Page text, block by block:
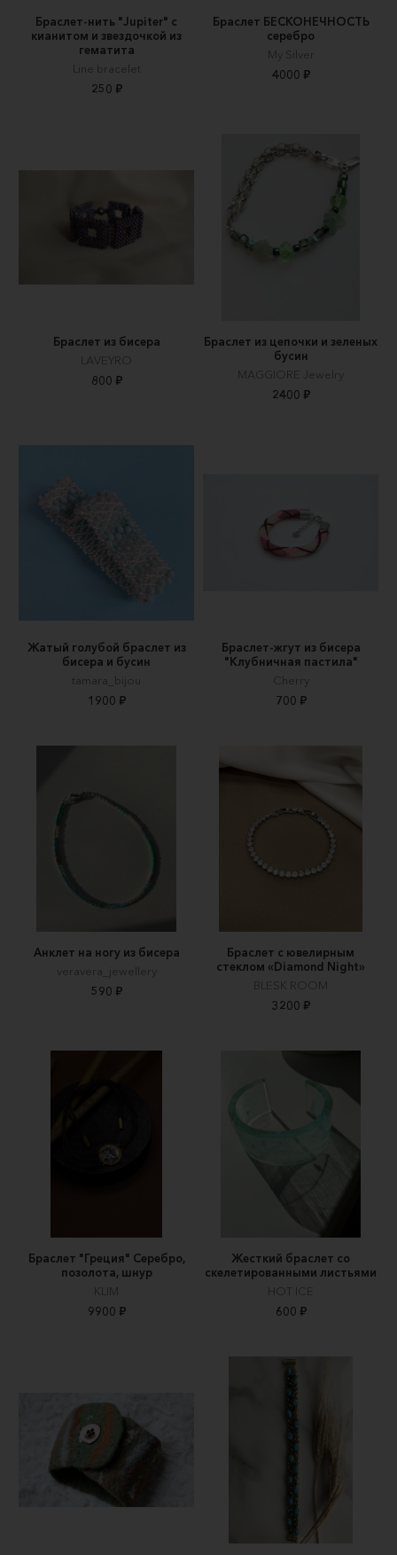
Браслет-нить "Jupiter" с
кианитом и звездочкой из
гематита
Line bracelet
250 ₽
Браслет БЕСКОНЕЧНОСТЬ
серебро
My Silver
4000 ₽
Браслет из бисера
LAVEYRO
800 ₽
Браслет из цепочки и зеленых
бусин
MAGGIORE Jewelry
2400 ₽
Жатый голубой браслет из
бисера и бусин
tamara_bijou
1900 ₽
Браслет-жгут из бисера
"Клубничная пастила"
Сherry
700 ₽
Анклет на ногу из бисера
veravera_jewellery
590 ₽
Браслет с ювелирным
стеклом «Diamond Night»
BLESK ROOM
3200 ₽
Браслет "Греция" Серебро,
позолота, шнур
KLIM
9900 ₽
Жесткий браслет со
скелетированными листьями
HOT ICE
600 ₽